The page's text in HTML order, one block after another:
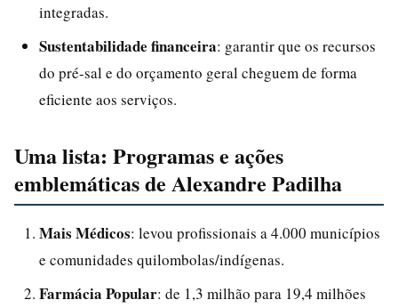
integradas.
Sustentabilidade financeira: garantir que os recursos
do pré-sal e do orçamento geral cheguem de forma
eficiente aos serviços.
Uma lista: Programas e ações
emblemáticas de Alexandre Padilha
Mais Médicos: levou profissionais a 4.000 municípios
e comunidades quilombolas/indígenas.
Farmácia Popular: de 1,3 milhão para 19,4 milhões